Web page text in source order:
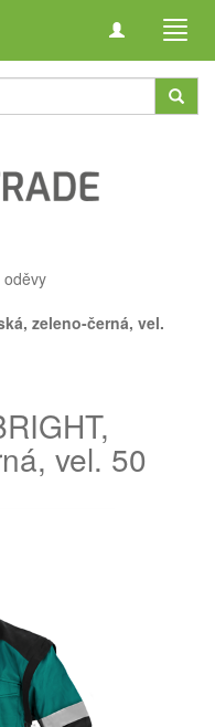
Toggle
oděvy
zeleno-černá, vel.
vel. 50